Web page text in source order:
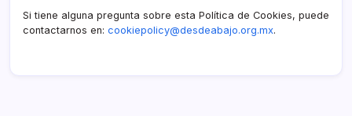
Si tiene alguna pregunta sobre esta Política de Cookies, puede
contactarnos en: cookiepolicy@desdeabajo.org.mx.